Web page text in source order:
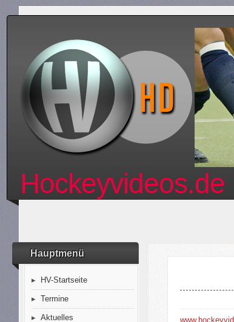
Hockeyvideos.de
Hauptmenü
HV-Startseite
Termine
Aktuelles